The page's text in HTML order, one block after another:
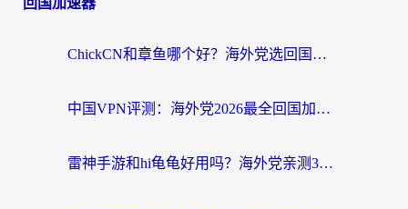
回国加速器
ChickCN和章鱼哪个好？海外党选回国加速器的3个关键维度 + 实用避坑指南
中国VPN评测：海外党2026最全回国加速器选择指南，告别地区限制不踩坑
雷神手游和hi龟龟好用吗？海外党亲测3款回国加速器，教你选对国外到国内加速器